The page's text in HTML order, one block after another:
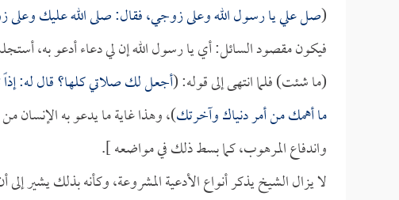
(صل علي يا رسول الله وعلى زوجي، فقال: صلى الله عليك
فيكون مقصود السائل: أي يا رسول الله إن لي دعاء أدعو به،
(ما شئت) فلما انتهى إلى قوله: (أجعل لك صلاتي كلها؟ قال له:
ما أهمك من أمر دنياك وآخرتك)، وهذا غاية ما يدعو به الإنسان
واندفاع المرهوب، كما بسط ذلك في مواضعه ].
لا يزال الشيخ يذكر أنواع الأدعية المشروعة، وكأنه بذلك